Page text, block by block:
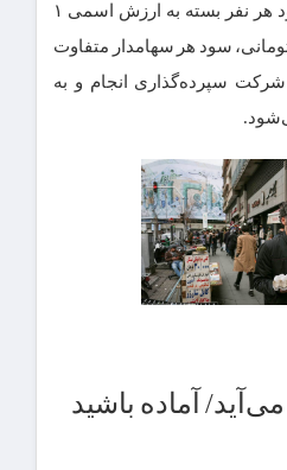
شب یلدا، گفت: میزان سود هر نفر بسته به ارزش اسمی ۱
یا ۵۳۲ هزار تومانی، سود هر سهامدار متفاوت
سپرده‌گذاری انجام و به
آماده باشید